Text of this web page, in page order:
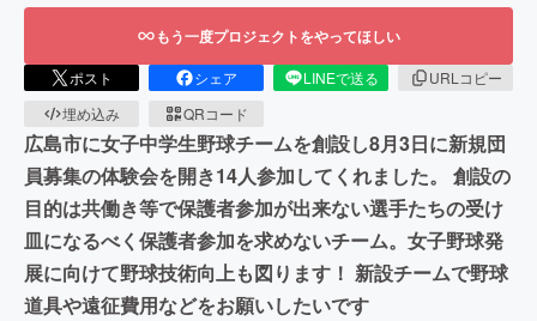
もう一度プロジェクトをやってほしい
ポスト シェア LINEで送る
URLコピー
埋め込み
QRコード
広島市に女子中学生野球チームを創設し8月3日に新規団
員募集の体験会を開き14人参加してくれました。 創設の
目的は共働き等で保護者参加が出来ない選手たちの受け
皿になるべく保護者参加を求めないチーム。女子野球発
展に向けて野球技術向上も図ります！ 新設チームで野球
道具や遠征費用などをお願いしたいです